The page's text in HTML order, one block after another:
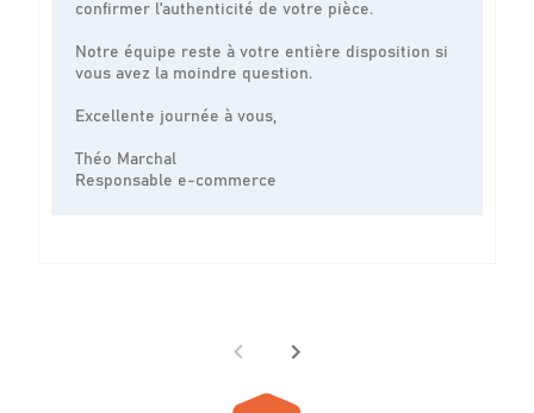
confirmer l'authenticité de votre pièce.
Notre équipe reste à votre entière disposition si
vous avez la moindre question.
Excellente journée à vous,
Théo Marchal
Responsable e-commerce